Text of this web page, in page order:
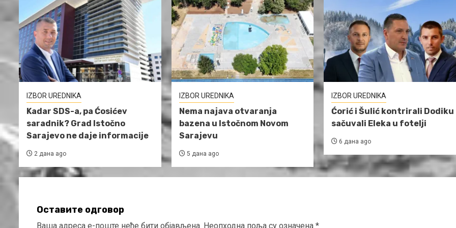
IZBOR UREDNIKA
Kadar SDS-a, pa Ćosićev
saradnik? Grad Istočno
Sarajevo ne daje informacije
2 дана ago
IZBOR UREDNIKA
Nema najava otvaranja
bazena u Istočnom Novom
Sarajevu
5 дана ago
IZBOR UREDNIKA
Ćorić i Šulić kontrirali Dodiku
sačuvali Eleka u fotelji
6 дана ago
Оставите одговор
Ваша адреса е-поште неће бити објављена. Неопходна поља су означена *